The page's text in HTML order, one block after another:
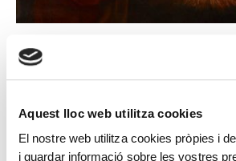
Aquest lloc web utilitza cookies
El nostre web utilitza cookies pròpies i
i guardar informació sobre les vostres
Adoration of the shepherds